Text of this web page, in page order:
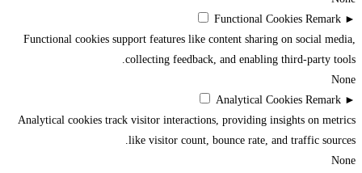
►
Functional Cookies Remark
Functional cookies support features like content sharing on social media,
collecting feedback, and enabling third-party tools.
None
►
Analytical Cookies Remark
Analytical cookies track visitor interactions, providing insights on metrics
like visitor count, bounce rate, and traffic sources.
None